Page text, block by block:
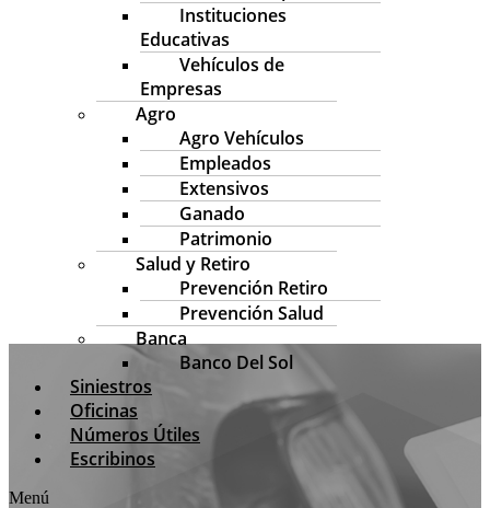
Instituciones
Educativas
Vehículos de
Empresas
Agro
Agro Vehículos
Empleados
Extensivos
Ganado
Patrimonio
Salud y Retiro
Prevención Retiro
Prevención Salud
Banca
Banco Del Sol
Siniestros
Oficinas
Números Útiles
Escribinos
Menú